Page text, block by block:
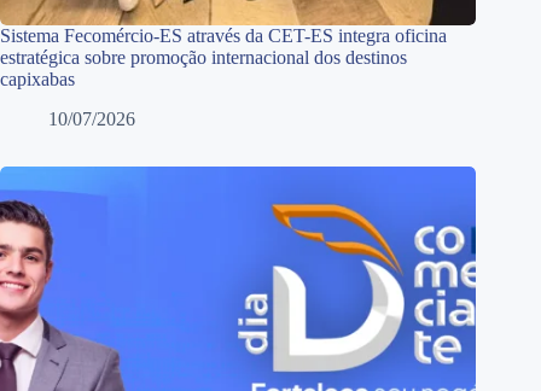
Sistema Fecomércio-ES através da CET-ES integra oficina
estratégica sobre promoção internacional dos destinos
capixabas
10/07/2026